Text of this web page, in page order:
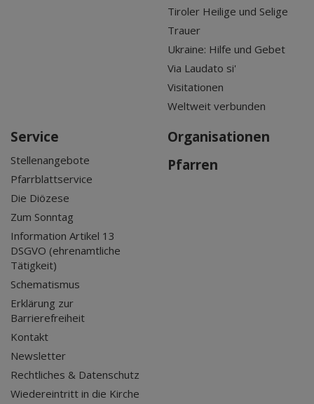
Tiroler Heilige und Selige
Trauer
Ukraine: Hilfe und Gebet
Via Laudato si'
Visitationen
Weltweit verbunden
Service
Stellenangebote
Pfarrblattservice
Die Diözese
Zum Sonntag
Information Artikel 13
DSGVO (ehrenamtliche
Tätigkeit)
Schematismus
Erklärung zur
Barrierefreiheit
Kontakt
Newsletter
Rechtliches & Datenschutz
Wiedereintritt in die Kirche
Organisationen
Pfarren